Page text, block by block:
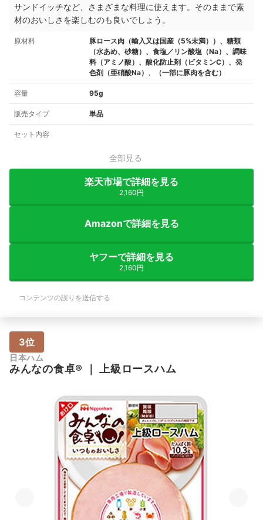
サンドイッチなど、さまざまな料理に使えます。そのままで素
材のおいしさを楽しむのも良いでしょう。
原材料
豚ロース肉（輸入又は国産（5%未満））、糖類
（水あめ、砂糖）、食塩／リン酸塩（Na）、調味
料（アミノ酸）、酸化防止剤（ビタミンC）、発
色剤（亜硝酸Na）、（一部に豚肉を含む）
容量 95g
販売タイプ 単品
セット内容
全部見る
楽天市場で詳細を見る
2,160円
Amazonで詳細を見る
ヤフーで詳細を見る
2,160円
コンテンツの誤りを送信する
3位
日本ハム
みんなの食卓® ｜ 上級ロースハム